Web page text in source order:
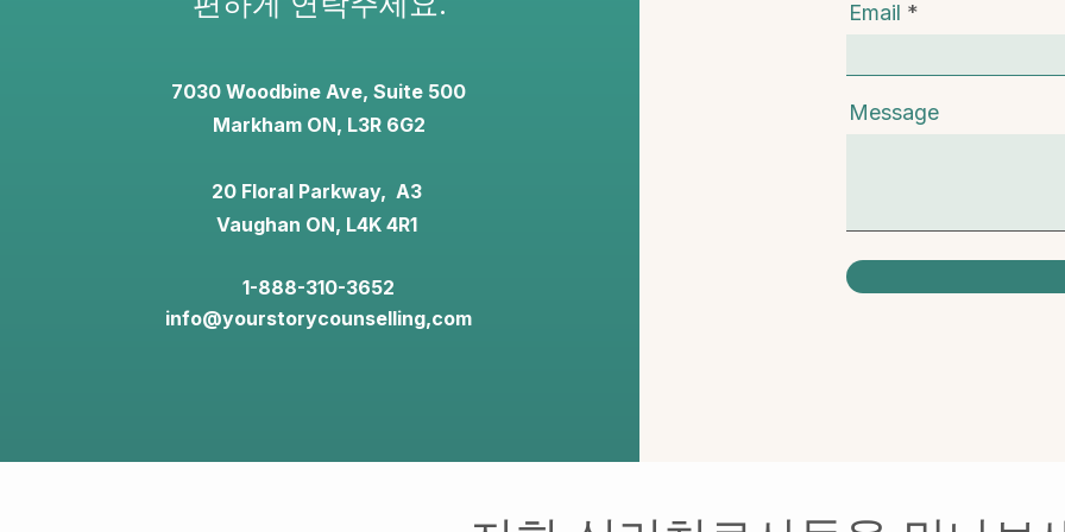
7030 Woodbine Ave, Suite 500
Markham ON, L3R 6G2
20 Floral Parkway, A3
Vaughan ON, L4K 4R1
1-888-310-3652
info@yourstorycounselling,com
Email
Message